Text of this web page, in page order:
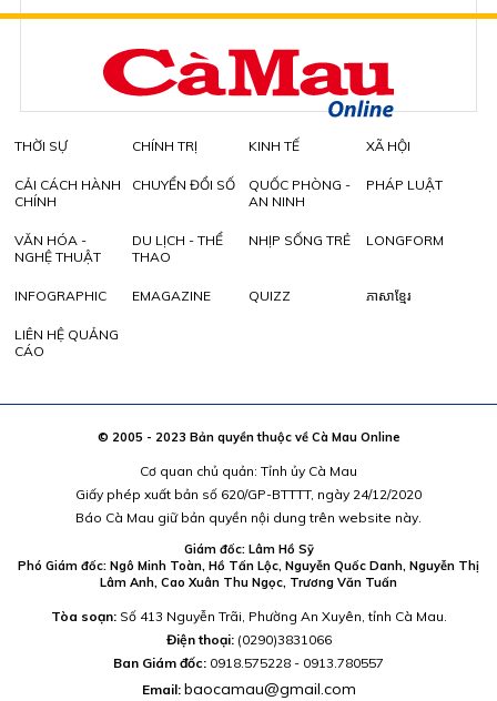
THỜI SỰ CHÍNH TRỊ KINH TẾ XÃ HỘI
CẢI CÁCH HÀNH
CHÍNH
CHUYỂN ĐỔI SỐ
QUỐC PHÒNG -
AN NINH
PHÁP LUẬT
VĂN HÓA -
NGHỆ THUẬT
DU LỊCH - THỂ
THAO
NHỊP SỐNG TRẺ LONGFORM
INFOGRAPHIC EMAGAZINE QUIZZ ភាសាខ្មែរ
LIÊN HỆ QUẢNG
CÁO
© 2005 - 2023 Bản quyền thuộc về Cà Mau Online
Cơ quan chủ quản: Tỉnh ủy Cà Mau
Giấy phép xuất bản số 620/GP-BTTTT, ngày 24/12/2020
Báo Cà Mau giữ bản quyền nội dung trên website này.
Giám đốc: Lâm Hồ Sỹ
Phó Giám đốc: Ngô Minh Toàn, Hồ Tấn Lộc, Nguyễn Quốc Danh, Nguyễn Thị
Lâm Anh, Cao Xuân Thu Ngọc, Trương Văn Tuấn
Tòa soạn:Số 413 Nguyễn Trãi, Phường An Xuyên, tỉnh Cà Mau.
Điện thoại: (0290)3831066
Ban Giám đốc: 0918.575228 - 0913.780557
Email: baocamau@gmail.com